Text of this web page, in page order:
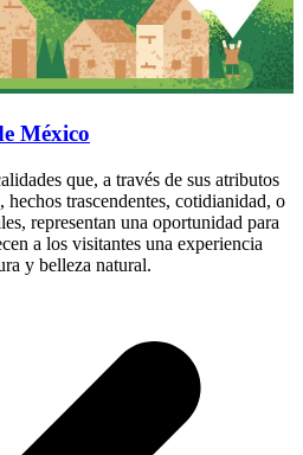
México
que, a través de sus atributos
trascendentes, cotidianidad, o
representan una oportunidad para
a los visitantes una experiencia
y belleza natural.